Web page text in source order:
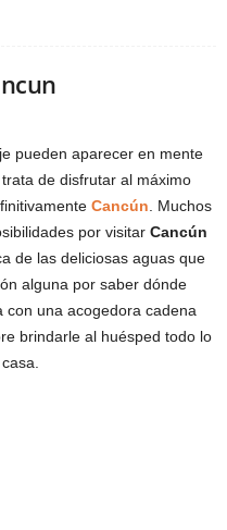
pueden aparecer en mente
de disfrutar al máximo
Cancún . Muchos
por visitar Cancún
de las deliciosas aguas que
alguna por saber dónde
con una acogedora cadena
brindarle al huésped todo lo